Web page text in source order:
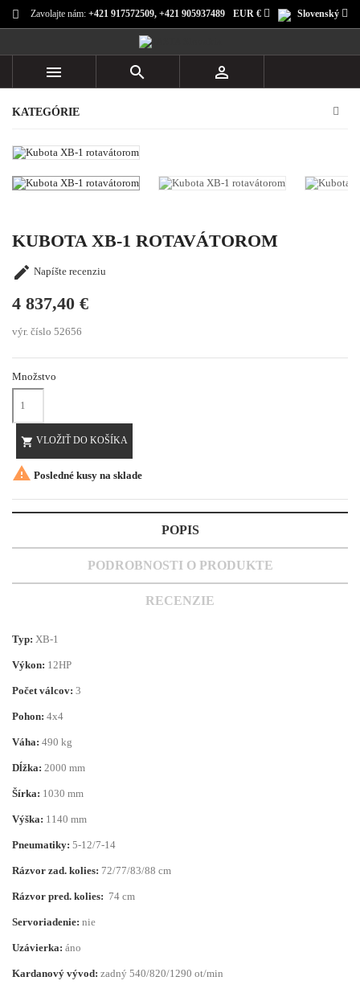
Zavolajte nám: +421 917572509, +421 905937489 Slovenský
EUR €
  
KATEGÓRIE
KUBOTA XB-1 ROTAVÁTOROM
 Napíšte recenziu
4 837,40 €
výr. číslo 52656
Množstvo
 VLOŽIŤ DO KOŠÍKA
 Posledné kusy na sklade
POPIS
PODROBNOSTI O PRODUKTE
RECENZIE
Typ: XB-1
Výkon: 12HP
Počet válcov: 3
Pohon: 4x4
Váha: 490 kg
Dĺžka: 2000 mm
Šírka: 1030 mm
Výška: 1140 mm
Pneumatiky: 5-12/7-14
Rázvor zad. kolies: 72/77/83/88 cm
Rázvor pred. kolies: 74 cm
Servoriadenie: nie
Uzávierka: áno
Kardanový vývod: zadný 540/820/1290 ot/min